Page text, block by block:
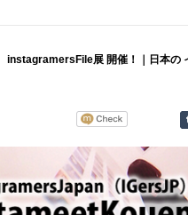
展 開催！｜日本の